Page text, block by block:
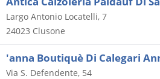
Largo Antonio Locatelli, 7
24023 Clusone
'anna Boutiquè Di Calegari
Via S. Defendente, 54